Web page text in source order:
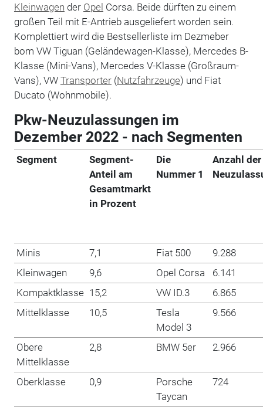
Kleinwagen der Opel Corsa. Beide dürften zu einem
großen Teil mit E-Antrieb ausgeliefert worden sein.
Komplettiert wird die Bestsellerliste im Dezmeber
bom VW Tiguan (Geländewagen-Klasse), Mercedes B-
Klasse (Mini-Vans), Mercedes V-Klasse (Großraum-
Vans), VW Transporter(Nutzfahrzeuge) und Fiat
Ducato (Wohnmobile).
Pkw-Neuzulassungen im
Dezember 2022 - nach Segmenten
Segment
Segment-
Anteil am
Gesamtmarkt
in Prozent
Die
Nummer 1
Anzahl der
Minis 7,1 Fiat 500
9.288
Kleinwagen
9,6 Opel Corsa
6.141
Kompaktklasse 15,2 VW ID.3
6.865
Mittelklasse
10,5
Tesla
Model 3
9.566
Obere
Mittelklasse
2,8 BMW 5er 2.966
Oberklasse 0,9
Porsche
Taycan
724